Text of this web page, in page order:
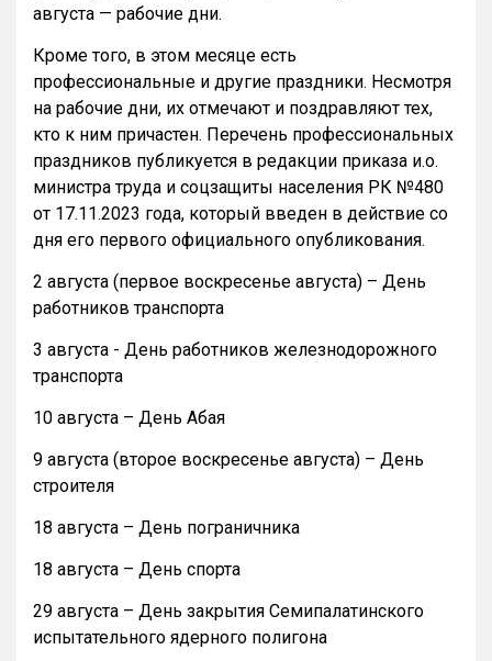
августа — рабочие дни.
Кроме того, в этом месяце есть
профессиональные и другие праздники. Несмотря
на рабочие дни, их отмечают и поздравляют тех,
кто к ним причастен. Перечень профессиональных
праздников публикуется в редакции приказа и.о.
министра труда и соцзащиты населения РК №480
от 17.11.2023 года, который введен в действие со
дня его первого официального опубликования.
2 августа (первое воскресенье августа) – День
работников транспорта
3 августа - День работников железнодорожного
транспорта
10 августа – День Абая
9 августа (второе воскресенье августа) – День
строителя
18 августа – День пограничника
18 августа – День спорта
29 августа – День закрытия Семипалатинского
испытательного ядерного полигона